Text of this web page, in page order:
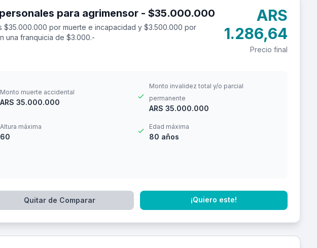
Seguro de accidentes personales para agrimensor - $35.000.000
por muerte e incapacidad y $3.500.000 por
una franquicia de $3.000.-
ARS
1.286,64
Precio final
Monto muerte accidental
ARS 35.000.000
Monto invalidez total y/o parcial
permanente
ARS 35.000.000
Altura máxima
60
Edad máxima
80 años
Quitar de Comparar ¡Quiero este!